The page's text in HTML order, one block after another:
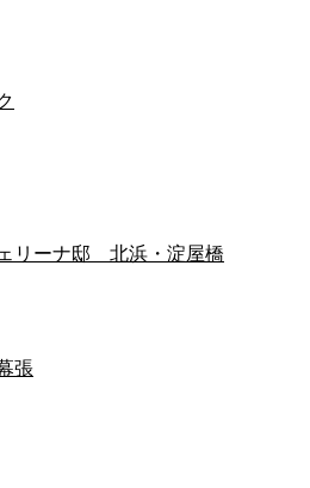
リーナ邸 北浜・淀屋橋
張